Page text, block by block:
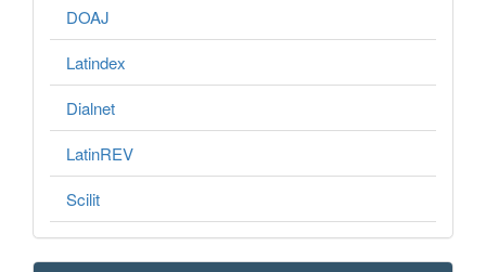
DOAJ
Latindex
Dialnet
LatinREV
Scilit